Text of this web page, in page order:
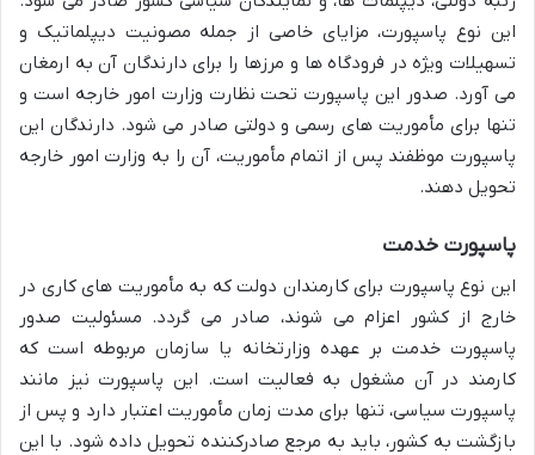
این نوع پاسپورت، مزایای خاصی از جمله مصونیت دیپلماتیک و
تسهیلات ویژه در فرودگاه ها و مرزها را برای دارندگان آن به ارمغان
می آورد. صدور این پاسپورت تحت نظارت وزارت امور خارجه است و
تنها برای مأموریت های رسمی و دولتی صادر می شود. دارندگان این
پاسپورت موظفند پس از اتمام مأموریت، آن را به وزارت امور خارجه
تحویل دهند.
پاسپورت خدمت
این نوع پاسپورت برای کارمندان دولت که به مأموریت های کاری در
خارج از کشور اعزام می شوند، صادر می گردد. مسئولیت صدور
پاسپورت خدمت بر عهده وزارتخانه یا سازمان مربوطه است که
کارمند در آن مشغول به فعالیت است. این پاسپورت نیز مانند
پاسپورت سیاسی، تنها برای مدت زمان مأموریت اعتبار دارد و پس از
بازگشت به کشور، باید به مرجع صادرکننده تحویل داده شود. با این